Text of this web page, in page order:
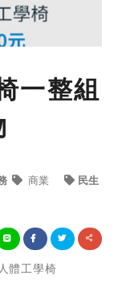
一整組
商業 民生
體工學椅